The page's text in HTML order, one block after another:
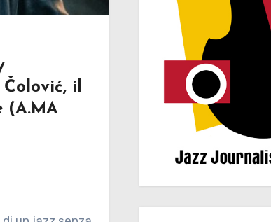
il
(A.MA